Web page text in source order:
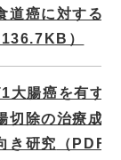
道癌に対する
136.7KB）
大腸癌を有す
切除の治療成
き研究
（PDF